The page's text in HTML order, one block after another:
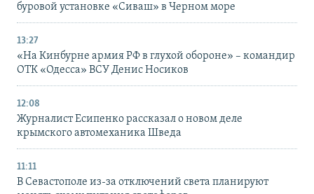
буровой установке «Сиваш» в Черном море
13:27
«На Кинбурне армия РФ в глухой обороне» – командир
ОТК «Одесса» ВСУ Денис Носиков
12:08
Журналист Есипенко рассказал о новом деле
крымского автомеханика Шведа
11:11
В Севастополе из-за отключений света планируют